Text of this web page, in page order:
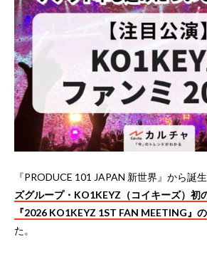
『PRODUCE 101 JAPAN 新世界』から誕生
ズグループ・KO1KEYZ（コイキーズ）初
『2026 KO1KEYZ 1ST FAN MEETING』
た。